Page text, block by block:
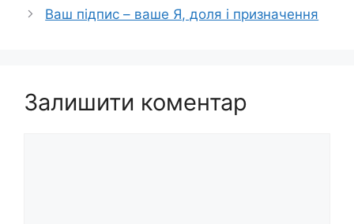
Ваш підпис – ваше Я, доля і призначення
Залишити коментар